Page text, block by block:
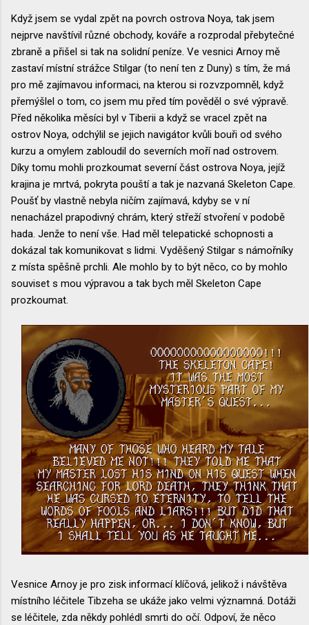
Když jsem se vydal zpět na povrch ostrova Noya, tak jsem
nejprve navštívil různé obchody, kováře a rozprodal přebytečné
zbraně a přišel si tak na solidní peníze. Ve vesnici Arnoy mě
zastaví místní strážce Stilgar (to není ten z Duny) s tím, že má
pro mě zajímavou informaci, na kterou si rozvzpomněl, když
přemýšlel o tom, co jsem mu před tím pověděl o své výpravě.
Před několika měsíci byl v Tiberii a když se vracel zpět na
ostrov Noya, odchýlil se jejich navigátor kvůli bouři od svého
kurzu a omylem zabloudil do severních moří nad ostrovem.
Díky tomu mohli prozkoumat severní část ostrova Noya, jejíž
krajina je mrtvá, pokryta pouští a tak je nazvaná Skeleton Cape.
Poušť by vlastně nebyla ničím zajímavá, kdyby se v ní
nenacházel prapodivný chrám, který střeží stvoření v podobě
hada. Jenže to není vše. Had měl telepatické schopnosti a
dokázal tak komunikovat s lidmi. Vyděšený Stilgar s námořníky
z místa spěšně prchli. Ale mohlo by to být něco, co by mohlo
souviset s mou výpravou a tak bych měl Skeleton Cape
prozkoumat.
Vesnice Arnoy je pro zisk informací klíčová, jelikož i návštěva
místního léčitele Tibzeha se ukáže jako velmi významná. Dotáži
se léčitele, zda někdy pohlédl smrti do očí. Odpoví, že něco